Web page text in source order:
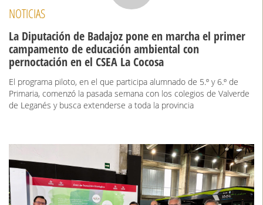
NOTICIAS
La Diputación de Badajoz pone en marcha el primer
campamento de educación ambiental con
pernoctación en el CSEA La Cocosa
El programa piloto, en el que participa alumnado de 5.º y 6.º de
Primaria, comenzó la pasada semana con los colegios de Valverde
de Leganés y busca extenderse a toda la provincia